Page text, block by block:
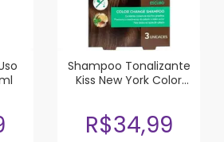
Shampoo Tonalizante
Kiss New York Color
R$34,99